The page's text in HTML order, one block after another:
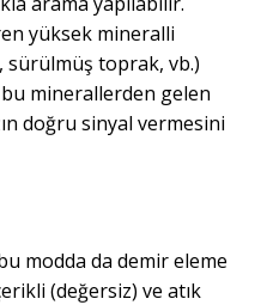
yüksek mineralli
sürülmüş toprak, vb.)
minerallerden gelen
doğru sinyal vermesini
modda da demir eleme
(değersiz) ve atık